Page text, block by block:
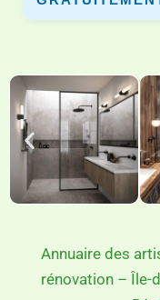
Annuaire des
rénovation – Île-